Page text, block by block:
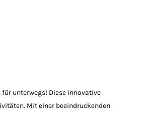
unterwegs! Diese innovative
Mit einer beeindruckenden